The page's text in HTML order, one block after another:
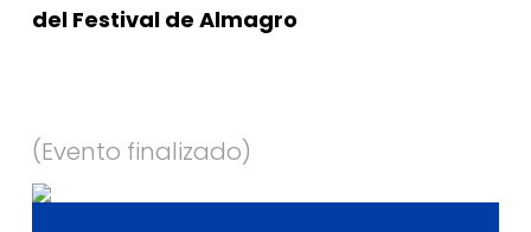
del Festival de Almagro